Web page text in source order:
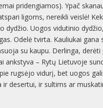
pridengiamos). Ypač
ligoms, nereikli veislė!
dydžio. Uogos vidutinio
Odelė tvirta. Kauliukai gana
su kaupu. Derlinga, derėti
ankstyva – Rytų Lietuvoje
rugsėjo vidurį, bet uogos
ir desertui, ir sultims ar